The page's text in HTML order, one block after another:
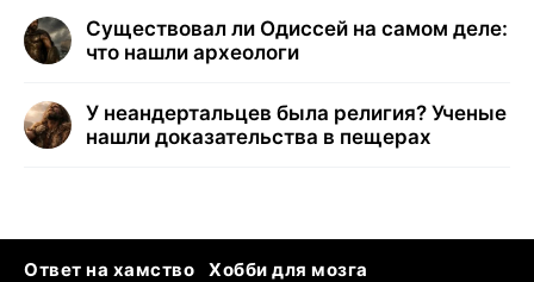
Существовал ли Одиссей на самом деле:
что нашли археологи
У неандертальцев была религия? Ученые
нашли доказательства в пещерах
Ответ на хамство
Хобби для мозга